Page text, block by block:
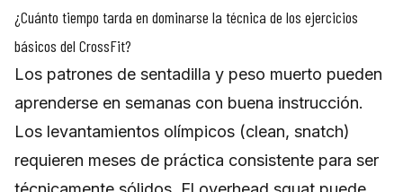
¿Cuánto tiempo tarda en dominarse la técnica de los ejercicios
básicos del CrossFit?
Los patrones de sentadilla y peso muerto pueden
aprenderse en semanas con buena instrucción.
Los levantamientos olímpicos (clean, snatch)
requieren meses de práctica consistente para ser